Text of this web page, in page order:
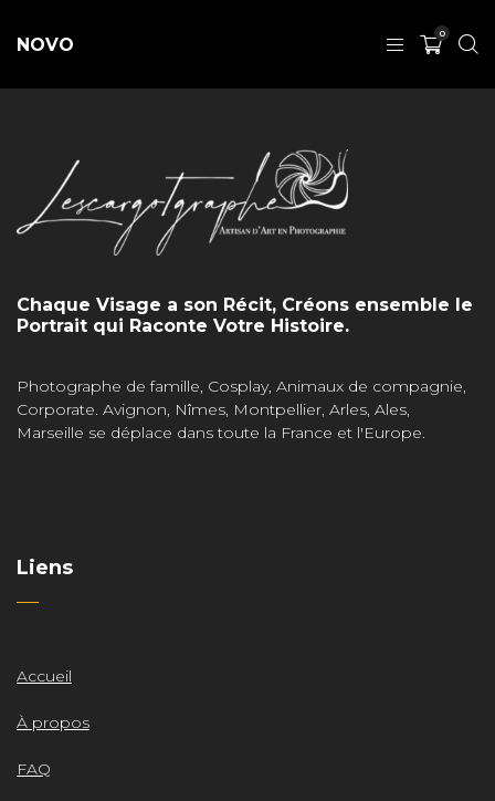
NOVO
0
Chaque Visage a son Récit, Créons ensemble le
Portrait qui Raconte Votre Histoire.
Photographe de famille, Cosplay, Animaux de compagnie,
Corporate. Avignon, Nîmes, Montpellier, Arles, Ales,
Marseille se déplace dans toute la France et l'Europe.
Liens
Accueil
À propos
FAQ